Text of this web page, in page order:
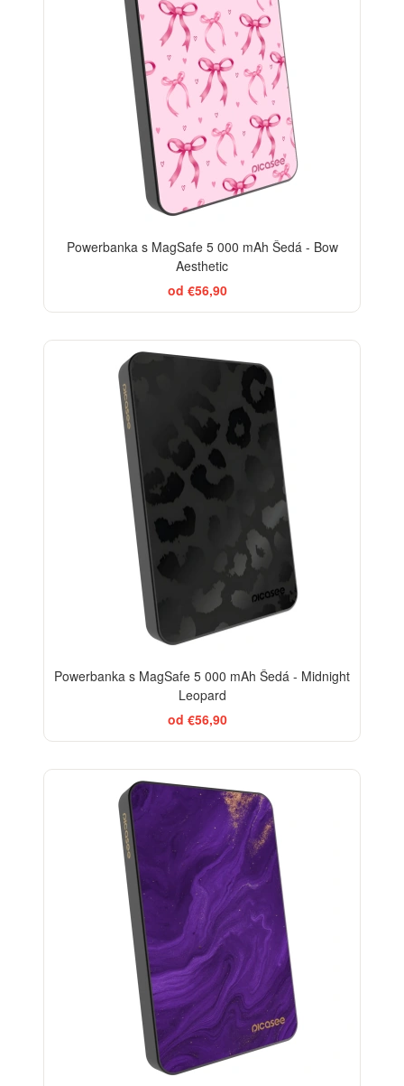
Powerbanka s MagSafe 5 000 mAh Šedá - Bow
Aesthetic
od €56,90
Powerbanka s MagSafe 5 000 mAh Šedá - Midnight
Leopard
od €56,90